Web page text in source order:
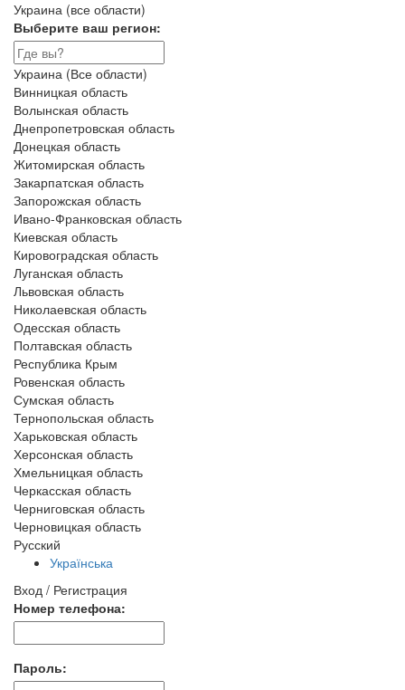
Украина (все области)
Выберите ваш регион:
Украина (Все области)
Винницкая область
Волынская область
Днепропетровская область
Донецкая область
Житомирская область
Закарпатская область
Запорожская область
Ивано-Франковская область
Киевская область
Кировоградская область
Луганская область
Львовская область
Николаевская область
Одесская область
Полтавская область
Республика Крым
Ровенская область
Сумская область
Тернопольская область
Харьковская область
Херсонская область
Хмельницкая область
Черкасская область
Черниговская область
Черновицкая область
Русский
Українська
Вход / Регистрация
Номер телефона:
Пароль: